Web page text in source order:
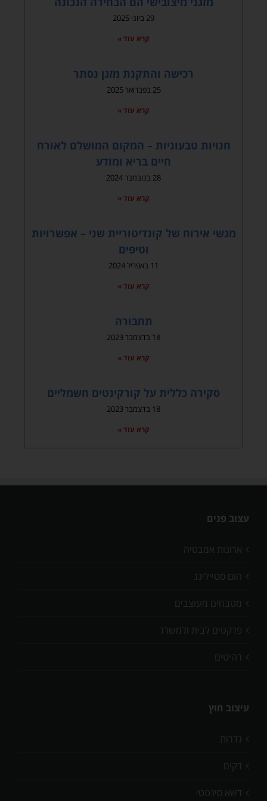
29 ביוני 2025
קרא עוד »
רכישה והתקנת מזגן נסתר
25 בפברואר 2025
קרא עוד »
חנויות טבעוניות – המקום המושלם לאורח
חיים בריא ומודע
28 בנובמבר 2024
קרא עוד »
מגשי אירוח של קונדיטוריית שני – אפשרויות
וטיפים
11 באפריל 2024
קרא עוד »
תחבורה
18 בדצמבר 2023
קרא עוד »
סקירה כללית על קורקינטים חשמליים
18 בדצמבר 2023
קרא עוד »
עצוב פנים
ארונות אמבטיה
הום סטיילינג
מטבחים מעוצבים
פרקטים לבית ולמשרד
רהיטים
עיצוב חוץ
גדרות
דקים
דשא סינטטי